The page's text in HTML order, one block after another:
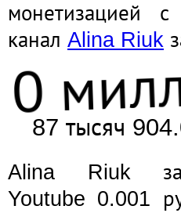
монетизацией
канал Alina Riuk
0
87 тысяч
Alina Riuk
Youtube 0.001